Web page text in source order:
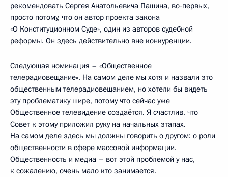
рекомендовать Сергея Анатольевича Пашина, во‑первых,
просто потому, что он автор проекта закона
«О Конституционном Суде», один из авторов судебной
реформы. Он здесь действительно вне конкуренции.
Следующая номинация – «Общественное
телерадиовещание». На самом деле мы хотя и назвали это
общественным телерадиовещанием, но хотели бы видеть
эту проблематику шире, потому что сейчас уже
Общественное телевидение создаётся. Я счастлив, что
Совет к этому приложил руку на начальных этапах.
На самом деле здесь мы должны говорить о другом: о роли
общественности в сфере массовой информации.
Общественность и медиа – вот этой проблемой у нас,
к сожалению, очень мало кто занимается.